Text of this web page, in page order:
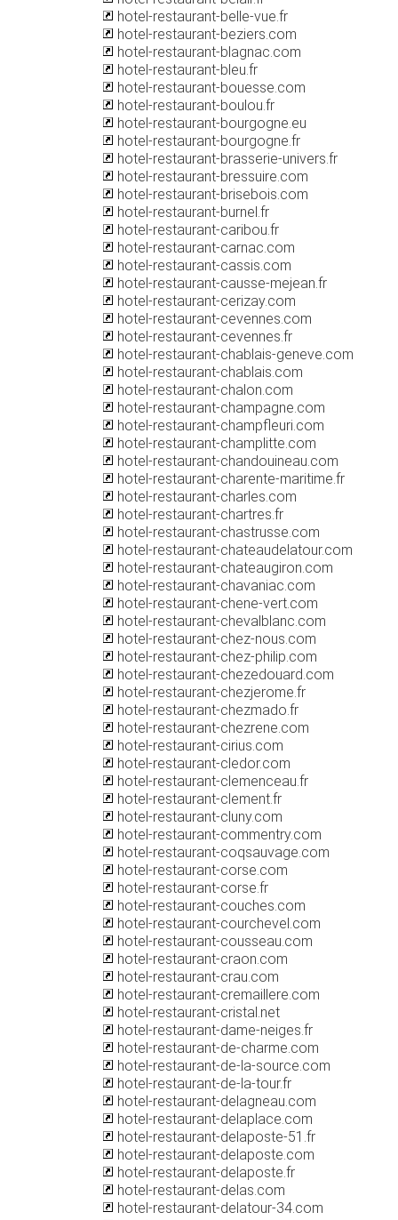
hotel-restaurant-belle-vue.fr
hotel-restaurant-beziers.com
hotel-restaurant-blagnac.com
hotel-restaurant-bleu.fr
hotel-restaurant-bouesse.com
hotel-restaurant-boulou.fr
hotel-restaurant-bourgogne.eu
hotel-restaurant-bourgogne.fr
hotel-restaurant-brasserie-univers.fr
hotel-restaurant-bressuire.com
hotel-restaurant-brisebois.com
hotel-restaurant-burnel.fr
hotel-restaurant-caribou.fr
hotel-restaurant-carnac.com
hotel-restaurant-cassis.com
hotel-restaurant-causse-mejean.fr
hotel-restaurant-cerizay.com
hotel-restaurant-cevennes.com
hotel-restaurant-cevennes.fr
hotel-restaurant-chablais-geneve.com
hotel-restaurant-chablais.com
hotel-restaurant-chalon.com
hotel-restaurant-champagne.com
hotel-restaurant-champfleuri.com
hotel-restaurant-champlitte.com
hotel-restaurant-chandouineau.com
hotel-restaurant-charente-maritime.fr
hotel-restaurant-charles.com
hotel-restaurant-chartres.fr
hotel-restaurant-chastrusse.com
hotel-restaurant-chateaudelatour.com
hotel-restaurant-chateaugiron.com
hotel-restaurant-chavaniac.com
hotel-restaurant-chene-vert.com
hotel-restaurant-chevalblanc.com
hotel-restaurant-chez-nous.com
hotel-restaurant-chez-philip.com
hotel-restaurant-chezedouard.com
hotel-restaurant-chezjerome.fr
hotel-restaurant-chezmado.fr
hotel-restaurant-chezrene.com
hotel-restaurant-cirius.com
hotel-restaurant-cledor.com
hotel-restaurant-clemenceau.fr
hotel-restaurant-clement.fr
hotel-restaurant-cluny.com
hotel-restaurant-commentry.com
hotel-restaurant-coqsauvage.com
hotel-restaurant-corse.com
hotel-restaurant-corse.fr
hotel-restaurant-couches.com
hotel-restaurant-courchevel.com
hotel-restaurant-cousseau.com
hotel-restaurant-craon.com
hotel-restaurant-crau.com
hotel-restaurant-cremaillere.com
hotel-restaurant-cristal.net
hotel-restaurant-dame-neiges.fr
hotel-restaurant-de-charme.com
hotel-restaurant-de-la-source.com
hotel-restaurant-de-la-tour.fr
hotel-restaurant-delagneau.com
hotel-restaurant-delaplace.com
hotel-restaurant-delaposte-51.fr
hotel-restaurant-delaposte.com
hotel-restaurant-delaposte.fr
hotel-restaurant-delas.com
hotel-restaurant-delatour-34.com